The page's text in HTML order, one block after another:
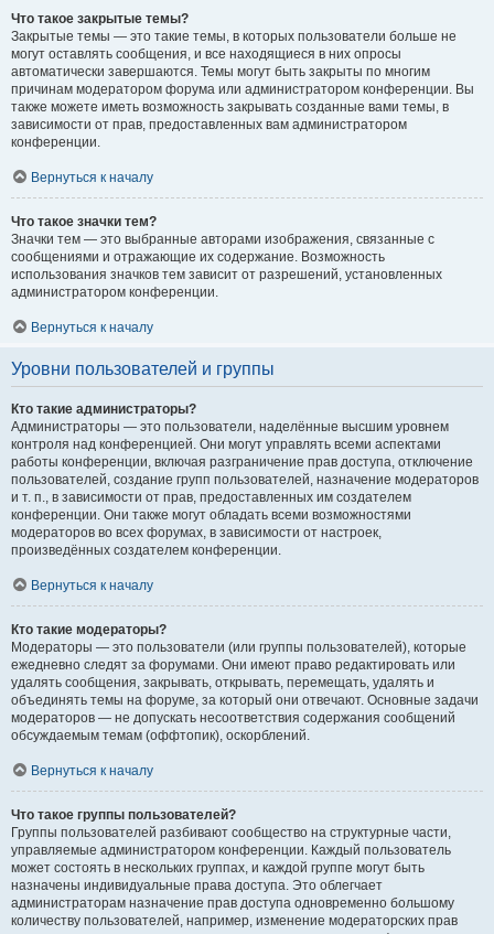
Что такое закрытые темы?
Закрытые темы — это такие темы, в которых пользователи больше не
могут оставлять сообщения, и все находящиеся в них опросы
автоматически завершаются. Темы могут быть закрыты по многим
причинам модератором форума или администратором конференции. Вы
также можете иметь возможность закрывать созданные вами темы, в
зависимости от прав, предоставленных вам администратором
конференции.
Вернуться к началу
Что такое значки тем?
Значки тем — это выбранные авторами изображения, связанные с
сообщениями и отражающие их содержание. Возможность
использования значков тем зависит от разрешений, установленных
администратором конференции.
Вернуться к началу
Уровни пользователей и группы
Кто такие администраторы?
Администраторы — это пользователи, наделённые высшим уровнем
контроля над конференцией. Они могут управлять всеми аспектами
работы конференции, включая разграничение прав доступа, отключение
пользователей, создание групп пользователей, назначение модераторов
и т. п., в зависимости от прав, предоставленных им создателем
конференции. Они также могут обладать всеми возможностями
модераторов во всех форумах, в зависимости от настроек,
произведённых создателем конференции.
Вернуться к началу
Кто такие модераторы?
Модераторы — это пользователи (или группы пользователей), которые
ежедневно следят за форумами. Они имеют право редактировать или
удалять сообщения, закрывать, открывать, перемещать, удалять и
объединять темы на форуме, за который они отвечают. Основные задачи
модераторов — не допускать несоответствия содержания сообщений
обсуждаемым темам (оффтопик), оскорблений.
Вернуться к началу
Что такое группы пользователей?
Группы пользователей разбивают сообщество на структурные части,
управляемые администратором конференции. Каждый пользователь
может состоять в нескольких группах, и каждой группе могут быть
назначены индивидуальные права доступа. Это облегчает
администраторам назначение прав доступа одновременно большому
количеству пользователей, например, изменение модераторских прав